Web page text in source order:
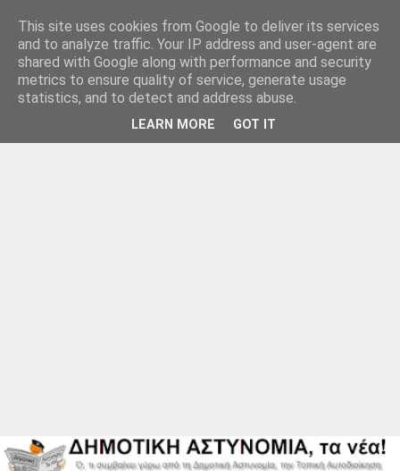
This site uses cookies from Google to deliver its services
and to analyze traffic. Your IP address and user-agent are
shared with Google along with performance and security
metrics to ensure quality of service, generate usage
statistics, and to detect and address abuse.
LEARN MORE GOT IT